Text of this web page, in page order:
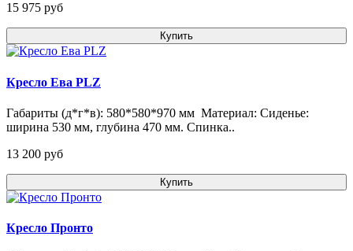
15 975 pуб
Купить
Кресло Ева PLZ
Габариты (д*г*в): 580*580*970 мм Материал: Сиденье:
ширина 530 мм, глубина 470 мм. Спинка..
13 200 pуб
Купить
Кресло Пронто